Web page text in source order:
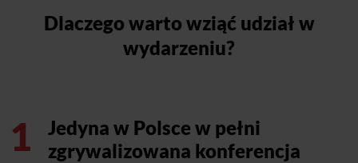
Dlaczego warto wziąć udział w
wydarzeniu?
1
Jedyna w Polsce w pełni
zgrywalizowana konferencja